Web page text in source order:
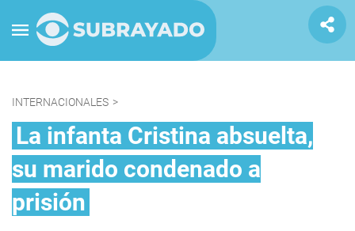
INTERNACIONALES >
La infanta Cristina absuelta,
su marido condenado a
prisión